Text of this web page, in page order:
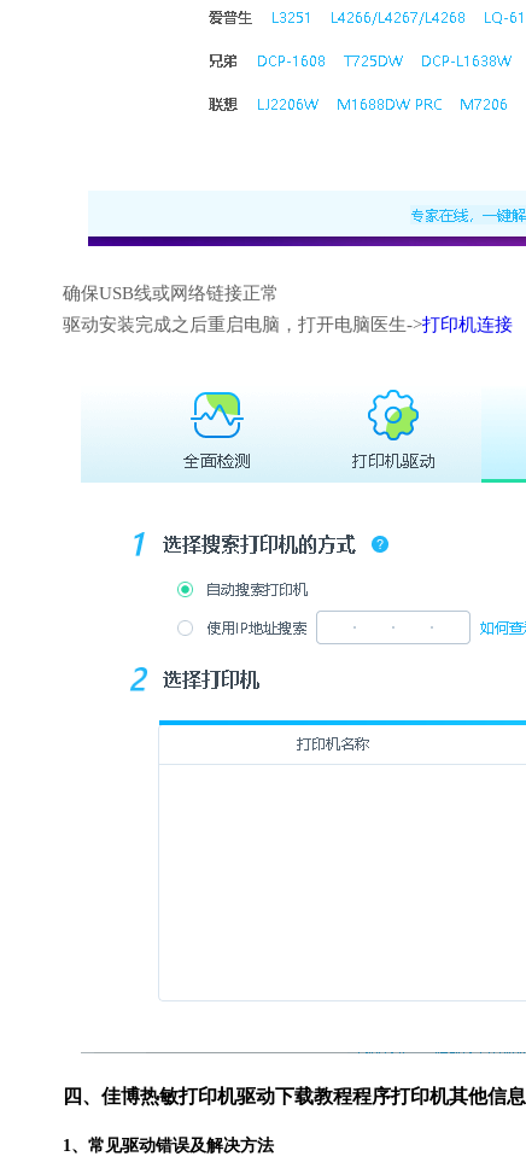
确保USB线或网络链接正常
驱动安装完成之后重启电脑，打开电脑医生->打印机连接
四、佳博热敏打印机驱动下载教程程序打印机其他信息
1、常见驱动错误及解决方法